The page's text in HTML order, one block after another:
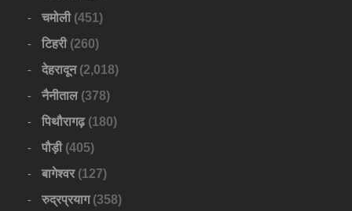
चमोली(451)
टिहरी(260)
देहरादून(2,018)
नैनीताल(378)
पिथौरागढ़(180)
पौड़ी(405)
बागेश्वर(127)
रुद्रप्रयाग(358)